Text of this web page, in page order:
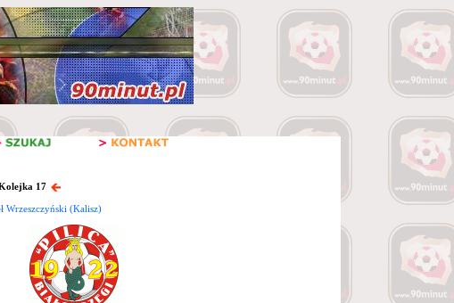
17
Wrzeszczyński (Kalisz)